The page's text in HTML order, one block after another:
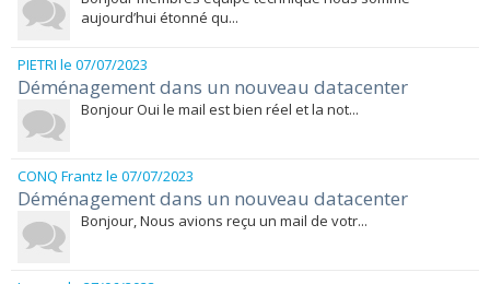
aujourd’hui étonné qu...
PIETRI le 07/07/2023
Déménagement dans un nouveau datacenter
Bonjour Oui le mail est bien réel et la not...
CONQ Frantz le 07/07/2023
Déménagement dans un nouveau datacenter
Bonjour, Nous avions reçu un mail de votr...